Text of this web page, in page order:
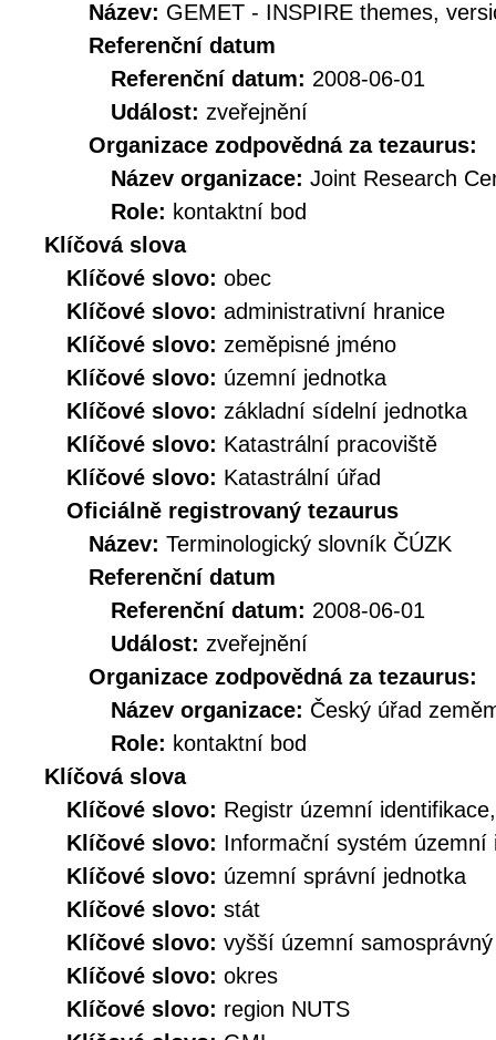
Název: GEMET - INSPIRE themes,
Referenční datum
Referenční datum: 2008-06-01
Událost: zveřejnění
Organizace zodpovědná za tezaurus:
Název organizace: Joint Research
Role: kontaktní bod
Klíčová slova
Klíčové slovo: obec
Klíčové slovo: administrativní hranice
Klíčové slovo: zeměpisné jméno
Klíčové slovo: územní jednotka
Klíčové slovo: základní sídelní jednotka
Klíčové slovo: Katastrální pracoviště
Klíčové slovo: Katastrální úřad
Oficiálně registrovaný tezaurus
Název: Terminologický slovník ČÚZK
Referenční datum
Referenční datum: 2008-06-01
Událost: zveřejnění
Organizace zodpovědná za tezaurus:
Název organizace: Český úřad
Role: kontaktní bod
Klíčová slova
Klíčové slovo: Registr územní
Klíčové slovo: Informační systém územní
Klíčové slovo: územní správní jednotka
Klíčové slovo: stát
Klíčové slovo: vyšší územní
Klíčové slovo: okres
Klíčové slovo: region NUTS